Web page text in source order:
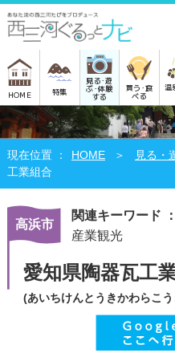
HOME 特集
見る･遊
ぶ･体験
する
買う･食
べる
温
HOME 見る・
工業組合
高浜市
関連キーワード ：
産業観光
愛知県陶器瓦工
(あいちけんとうきかわらこ